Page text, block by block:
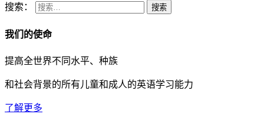
搜索：
我们的使命
提高全世界不同水平、种族
和社会背景的所有儿童和成人的英语学习能力
了解更多